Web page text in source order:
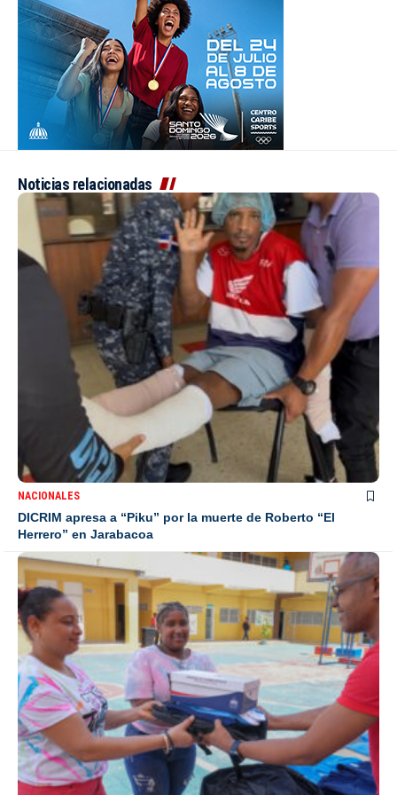
Noticias relacionadas
NACIONALES
DICRIM apresa a “Piku” por la muerte de Roberto “El
Herrero” en Jarabacoa